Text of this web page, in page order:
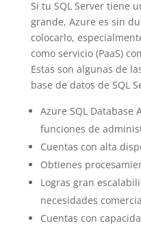
Si tu SQL Server tiene
grande, Azure es sin
colocarlo,
como servicio (PaaS)
Estas son algunas de
base de datos de SQL
Azure SQL Database
funciones de
Cuentas con alta
Obtienes
Logras gran
necesidades
Cuentas con